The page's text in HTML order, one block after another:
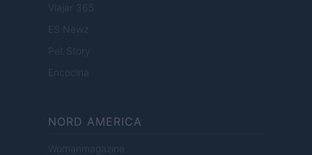
Viajar 365
ES Newz
Pet Story
Encocina
NORD AMERICA
Womanmagazine